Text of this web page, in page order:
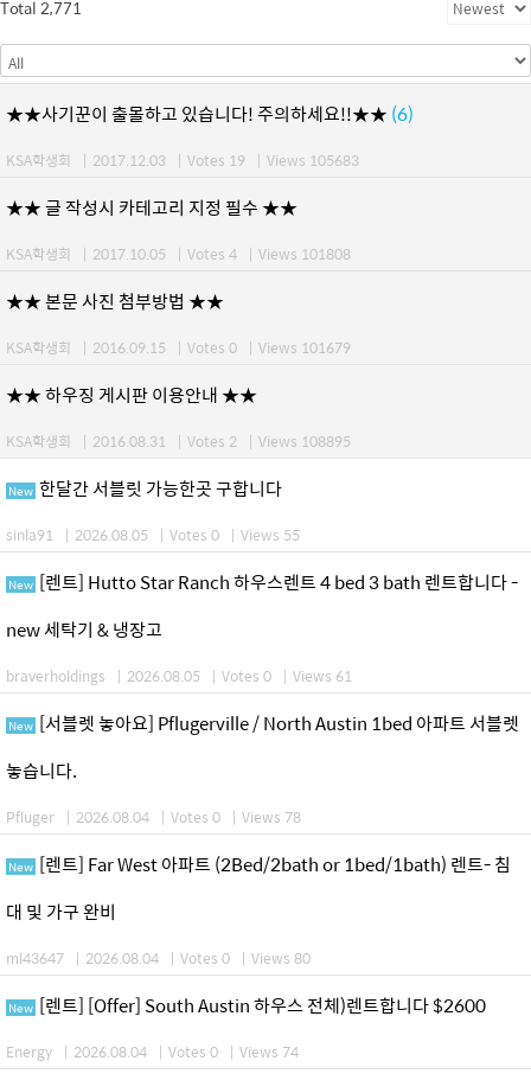
Total 2,771
★★사기꾼이 출몰하고 있습니다! 주의하세요!!★★ (6)
KSA학생회 | 2017.12.03 | Votes 19 | Views 105683
★★ 글 작성시 카테고리 지정 필수 ★★
KSA학생회 | 2017.10.05 | Votes 4 | Views 101808
★★ 본문 사진 첨부방법 ★★
KSA학생회 | 2016.09.15 | Votes 0 | Views 101679
★★ 하우징 게시판 이용안내 ★★
KSA학생회 | 2016.08.31 | Votes 2 | Views 108895
New 한달간 서블릿 가능한곳 구합니다
sinla91 | 2026.08.05 | Votes 0 | Views 55
New [렌트] Hutto Star Ranch 하우스렌트 4 bed 3 bath 렌트합니다 -
new 세탁기 & 냉장고
braverholdings | 2026.08.05 | Votes 0 | Views 61
New [서블렛 놓아요] Pflugerville / North Austin 1bed 아파트 서블렛
놓습니다.
Pfluger | 2026.08.04 | Votes 0 | Views 78
New [렌트] Far West 아파트 (2Bed/2bath or 1bed/1bath) 렌트- 침
대 및 가구 완비
ml43647 | 2026.08.04 | Votes 0 | Views 80
New [렌트] [Offer] South Austin 하우스 전체)렌트합니다 $2600
Energy | 2026.08.04 | Votes 0 | Views 74